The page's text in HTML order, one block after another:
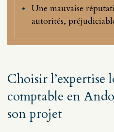
Une mauvaise
autorités,
Choisir l’expertise
comptable en
son projet